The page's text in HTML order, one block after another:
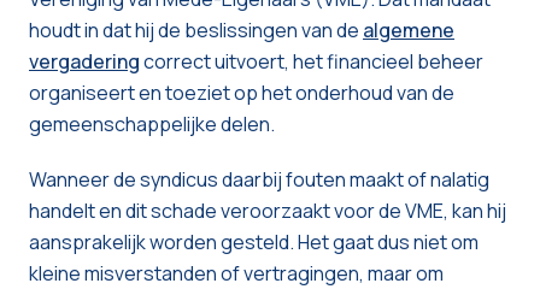
houdt in dat hij de beslissingen van de algemene
vergaderingcorrect uitvoert, het financieel beheer
organiseert en toeziet op het onderhoud van de
gemeenschappelijke delen.
Wanneer de syndicus daarbij fouten maakt of nalatig
handelt en dit schade veroorzaakt voor de VME, kan hij
aansprakelijk worden gesteld. Het gaat dus niet om
kleine misverstanden of vertragingen, maar om